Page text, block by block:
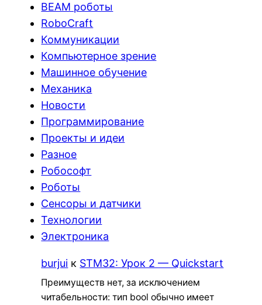
BEAM роботы
RoboCraft
Коммуникации
Компьютерное зрение
Машинное обучение
Механика
Новости
Программирование
Проекты и идеи
Разное
Робософт
Роботы
Сенсоры и датчики
Технологии
Электроника
burjui к STM32: Урок 2 — Quickstart
Преимуществ нет, за исключением
читабельности: тип bool обычно имеет